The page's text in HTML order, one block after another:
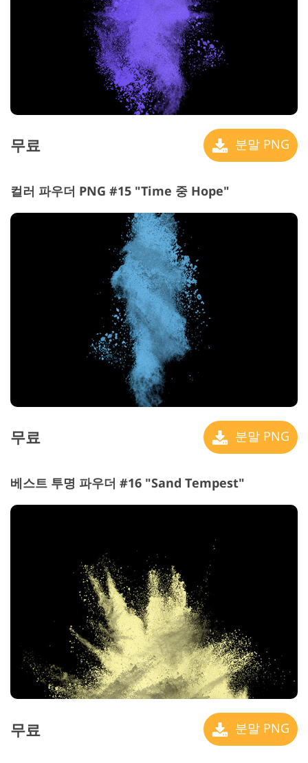
무료 분말 PNG
컬러 파우더 PNG #15 "Time 중 Hope"
무료 분말 PNG
베스트 투명 파우더 #16 "Sand Tempest"
무료 분말 PNG